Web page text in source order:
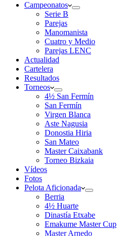
Campeonatos
Serie B
Parejas
Manomanista
Cuatro y Medio
Parejas LENC
Actualidad
Cartelera
Resultados
Torneos
4½ San Fermín
San Fermín
Virgen Blanca
Aste Nagusia
Donostia Hiria
San Mateo
Master Caixabank
Torneo Bizkaia
Vídeos
Fotos
Pelota Aficionada
Berria
4½ Huarte
Dinastía Etxabe
Emakume Master Cup
Master Arnedo